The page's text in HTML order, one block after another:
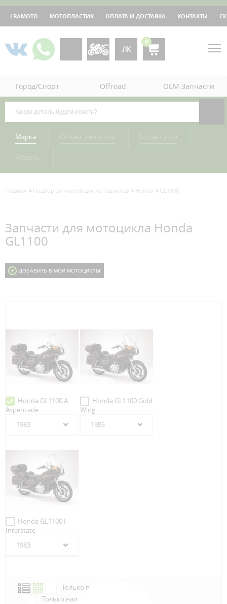
LBAMOTO МОТОПЛАСТИК ОПЛАТА И ДОСТАВКА КОНТАКТЫ
ЛК
0
Город/Спорт Offroad OEM Запчасти
Марка
Главная Подбор запчастей для мотоциклов Honda GL1100
Запчасти для мотоцикла Honda
GL1100
ДОБАВИТЬ В МОИ МОТОЦИКЛЫ
Honda GL1100 A
Aspencade
1983
Honda GL1100 Gold
Wing
1985
Honda GL1100 I
Interstate
1983
Только в наличии
Только наличие м.Аэропорт